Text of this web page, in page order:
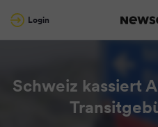
Login
Schweiz kassiert